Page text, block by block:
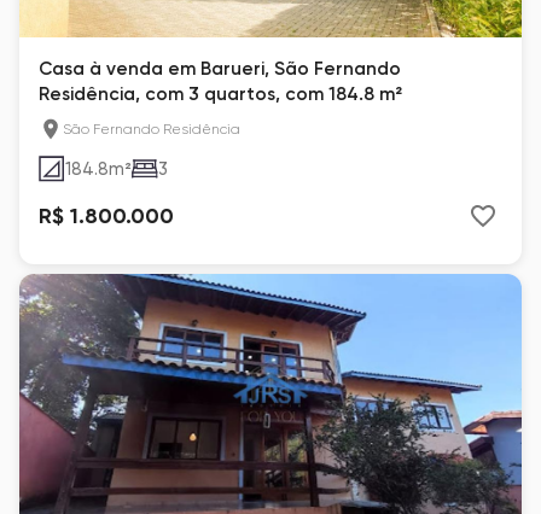
Casa à venda em Barueri, São Fernando
Residência, com 3 quartos, com 184.8 m²
São Fernando Residência
184.8m² 3
R$ 1.800.000